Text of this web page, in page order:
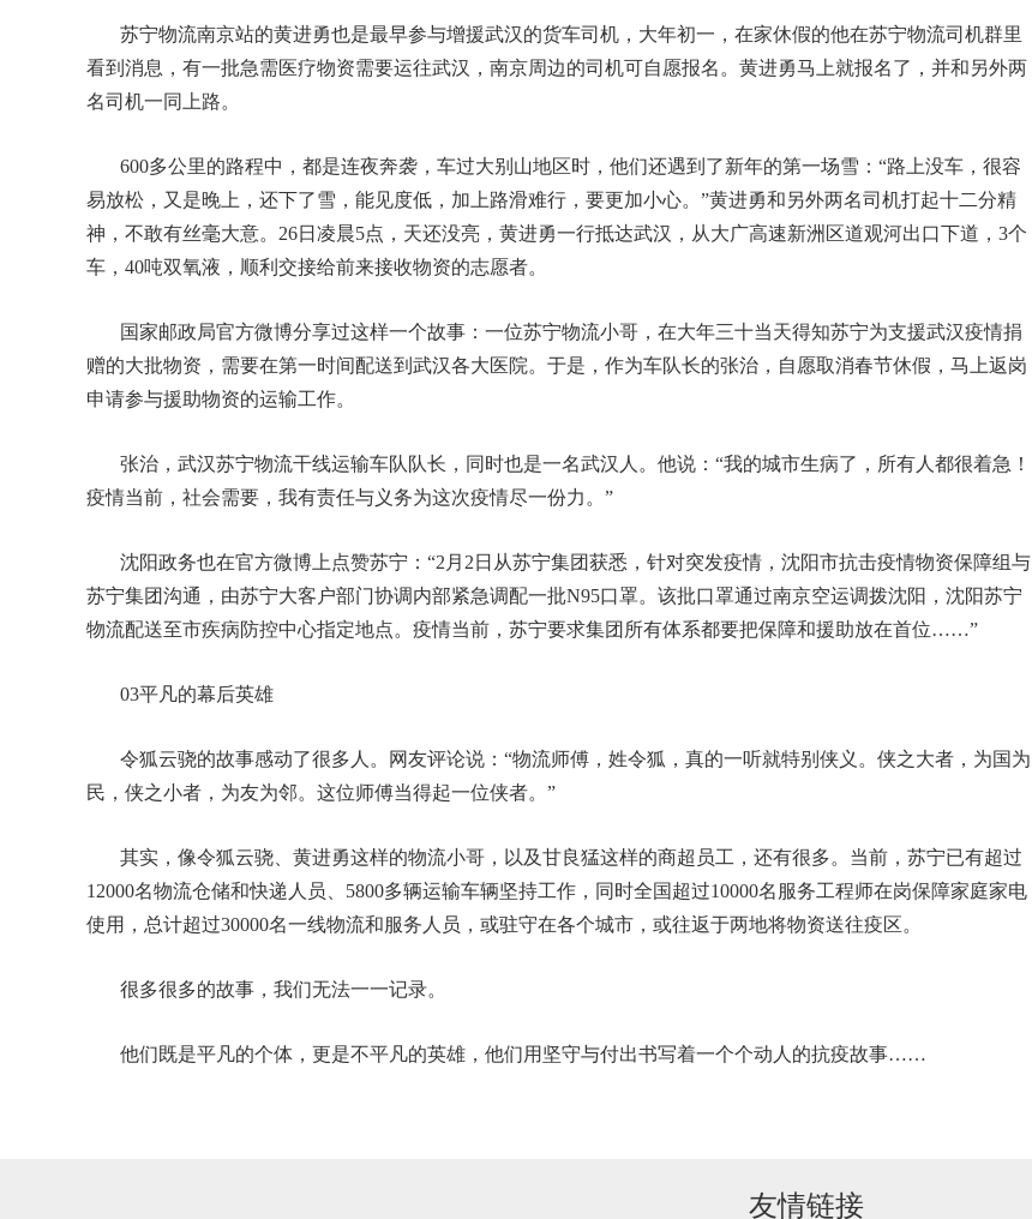
苏宁物流南京站的黄进勇也是最早参与增援武汉的货车司机，大年初一，在家休假的他在苏宁物流司机群里
看到消息，有一批急需医疗物资需要运往武汉，南京周边的司机可自愿报名。黄进勇马上就报名了，并和另外两
名司机一同上路。
600多公里的路程中，都是连夜奔袭，车过大别山地区时，他们还遇到了新年的第一场雪：“路上没车，很容
易放松，又是晚上，还下了雪，能见度低，加上路滑难行，要更加小心。”黄进勇和另外两名司机打起十二分精
神，不敢有丝毫大意。26日凌晨5点，天还没亮，黄进勇一行抵达武汉，从大广高速新洲区道观河出口下道，3个
车，40吨双氧液，顺利交接给前来接收物资的志愿者。
国家邮政局官方微博分享过这样一个故事：一位苏宁物流小哥，在大年三十当天得知苏宁为支援武汉疫情捐
赠的大批物资，需要在第一时间配送到武汉各大医院。于是，作为车队长的张治，自愿取消春节休假，马上返岗
申请参与援助物资的运输工作。
张治，武汉苏宁物流干线运输车队队长，同时也是一名武汉人。他说：“我的城市生病了，所有人都很着急！
疫情当前，社会需要，我有责任与义务为这次疫情尽一份力。”
沈阳政务也在官方微博上点赞苏宁：“2月2日从苏宁集团获悉，针对突发疫情，沈阳市抗击疫情物资保障组与
苏宁集团沟通，由苏宁大客户部门协调内部紧急调配一批N95口罩。该批口罩通过南京空运调拨沈阳，沈阳苏宁
物流配送至市疾病防控中心指定地点。疫情当前，苏宁要求集团所有体系都要把保障和援助放在首位……”
03平凡的幕后英雄
令狐云骁的故事感动了很多人。网友评论说：“物流师傅，姓令狐，真的一听就特别侠义。侠之大者，为国为
民，侠之小者，为友为邻。这位师傅当得起一位侠者。”
其实，像令狐云骁、黄进勇这样的物流小哥，以及甘良猛这样的商超员工，还有很多。当前，苏宁已有超过
12000名物流仓储和快递人员、5800多辆运输车辆坚持工作，同时全国超过10000名服务工程师在岗保障家庭家电
使用，总计超过30000名一线物流和服务人员，或驻守在各个城市，或往返于两地将物资送往疫区。
很多很多的故事，我们无法一一记录。
他们既是平凡的个体，更是不平凡的英雄，他们用坚守与付出书写着一个个动人的抗疫故事……
友情链接